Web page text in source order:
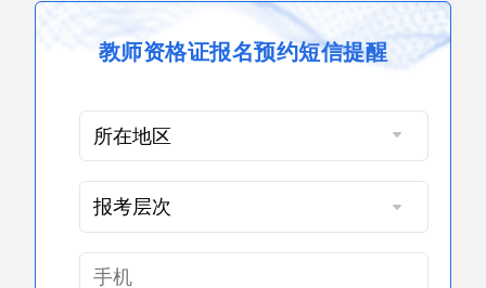
教师资格证报名预约短信提醒